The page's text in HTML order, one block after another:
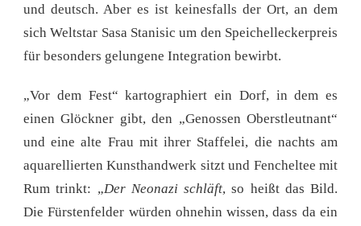
und deutsch. Aber es ist keinesfalls der Ort, an dem
sich Weltstar Sasa Stanisic um den Speichelleckerpreis
für besonders gelungene Integration bewirbt.
„Vor dem Fest“ kartographiert ein Dorf, in dem es
einen Glöckner gibt, den „Genossen Oberstleutnant“
und eine alte Frau mit ihrer Staffelei, die nachts am
aquarellierten Kunsthandwerk sitzt und Fencheltee mit
Rum trinkt: „Der Neonazi schläft, so heißt das Bild.
Die Fürstenfelder würden ohnehin wissen, dass da ein